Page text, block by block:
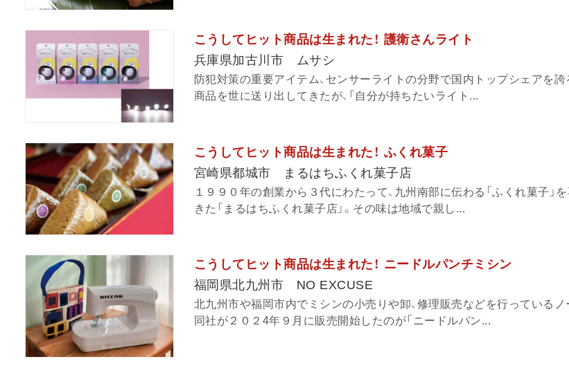
こうしてヒット商品は生まれた！ 護衛さんライト
兵庫県加古川市 ムサシ
防犯対策の重要アイテム、センサーライトの分野で国内トップシェアを
商品を世に送り出してきたが、「自分が持ちたいライト...
こうしてヒット商品は生まれた！ ふくれ菓子
宮崎県都城市 まるはちふくれ菓子店
１９９０年の創業から３代にわたって、九州南部に伝わる「ふくれ菓子」
きた「まるはちふくれ菓子店」。その味は地域で親し...
こうしてヒット商品は生まれた！ ニードルパンチミシン
福岡県北九州市 NO EXCUSE
北九州市や福岡市内でミシンの小売りや卸、修理販売などを行っているノ
同社が２０２4年９月に販売開始したのが「ニードルパン...